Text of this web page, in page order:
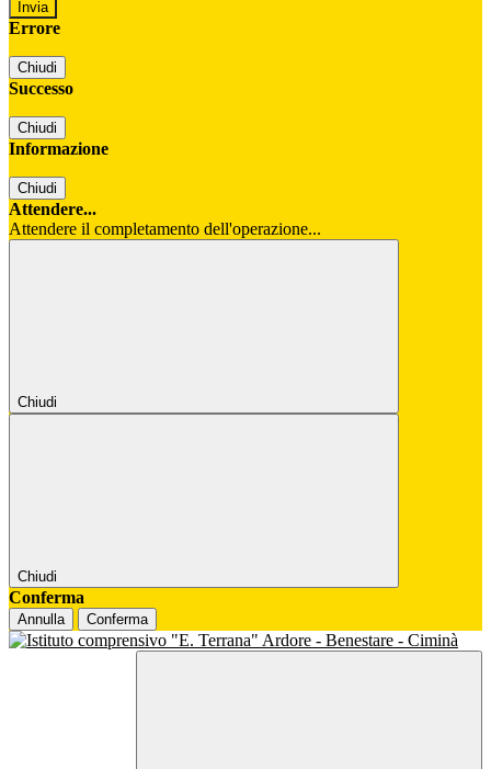
Errore
Chiudi
Successo
Chiudi
Informazione
Chiudi
Attendere...
Attendere il completamento dell'operazione...
Chiudi
Chiudi
Conferma
Annulla Conferma